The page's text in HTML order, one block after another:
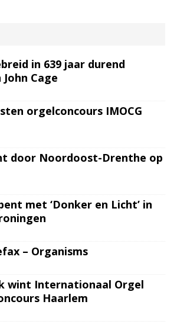
in 639 jaar durend
Cage
orgelconcours IMOCG
door Noordoost-Drenthe op
met ‘Donker en Licht’ in
– Organisms
wint Internationaal Orgel
Haarlem